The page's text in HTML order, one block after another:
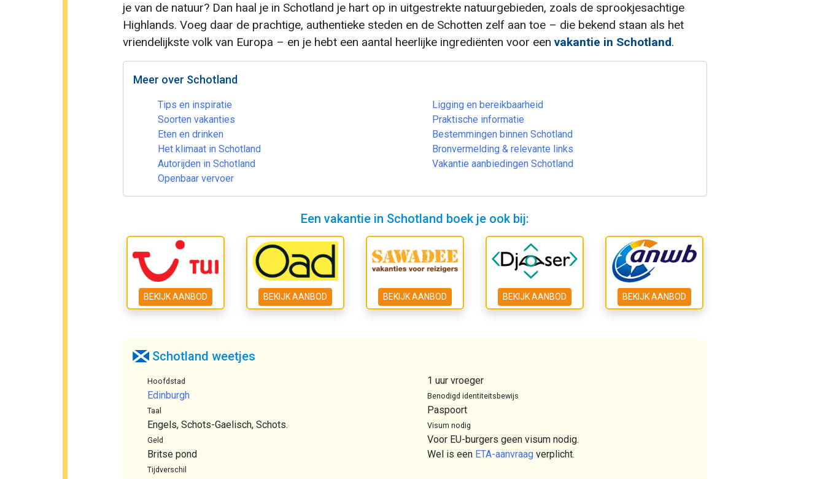
je van de natuur? Dan haal je in Schotland je hart op in uitgestrekte natuurgebieden, zoals de sprookjesachtige
Highlands. Voeg daar de prachtige, authentieke steden en de Schotten zelf aan toe – die bekend staan als het
vriendelijkste volk van Europa – en je hebt een aantal heerlijke ingrediënten voor eenvakantie in Schotland.
Meer over Schotland
Tips en inspiratie
Soorten vakanties
Eten en drinken
Het klimaat in Schotland
Autorijden in Schotland
Openbaar vervoer
Ligging en bereikbaarheid
Praktische informatie
Bestemmingen binnen Schotland
Bronvermelding & relevante links
Vakantie aanbiedingen Schotland
Een vakantie in Schotland boek je ook bij:
BEKIJK AANBOD BEKIJK AANBOD BEKIJK AANBOD BEKIJK AANBOD BEKIJK AANBOD
Schotland weetjes
Hoofdstad
Edinburgh
Taal
Engels, Schots-Gaelisch, Schots.
Geld
Britse pond
Tijdverschil
1 uur vroeger
Benodigd identiteitsbewijs
Paspoort
Visum nodig
Voor EU-burgers geen visum nodig.
Wel is een ETA-aanvraag verplicht.